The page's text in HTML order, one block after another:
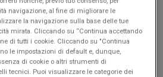
aggiornato sarà disponibile sul
privacy/.
precedenti versioni delle
link.
navigazione, al fine di migliorare le
la navigazione sulla base delle tue
mirata. Cliccando su “Continua accettando
di tutti i cookie. Cliccando su "Continua
le impostazioni di default e, dunque,
di cookie o altri strumenti di
tecnici. Puoi visualizzare le categorie dei